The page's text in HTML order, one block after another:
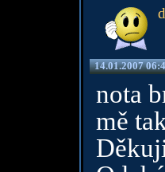
14.01.2007
nota
mě